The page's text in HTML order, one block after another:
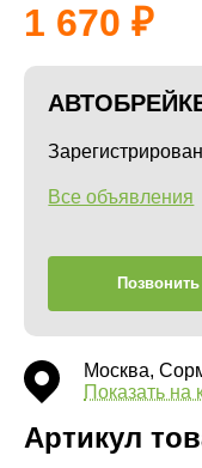
1 670
Все объявления
Позвонить
Москва,
Показать на
Артикул